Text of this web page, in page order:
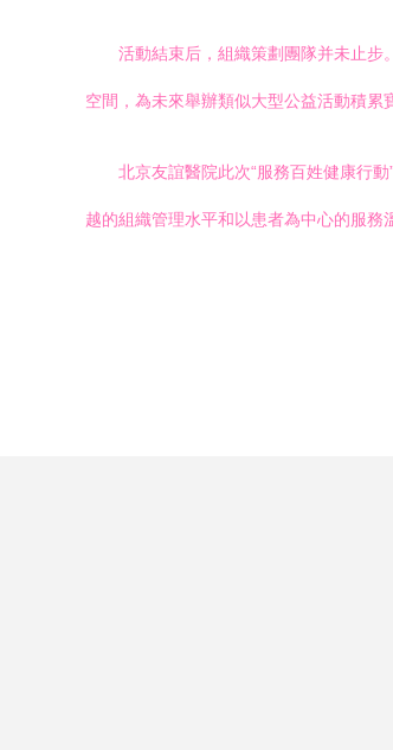
活動結束后，組織策劃團隊并未止步
空間，為未來舉辦類似大型公益活動積累
北京友誼醫院此次“服務百姓健康行
越的組織管理水平和以患者為中心的服務